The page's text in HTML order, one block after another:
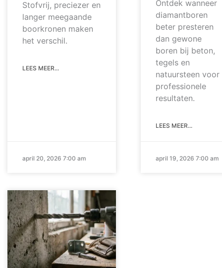
Stofvrij, preciezer en
langer meegaande
boorkronen maken
het verschil.
LEES MEER...
april 20, 2026 7:00 am
Ontdek wanneer
diamantboren
beter presteren
dan gewone
boren bij beton,
tegels en
natuursteen voor
professionele
resultaten.
LEES MEER...
april 19, 2026 7:00 am